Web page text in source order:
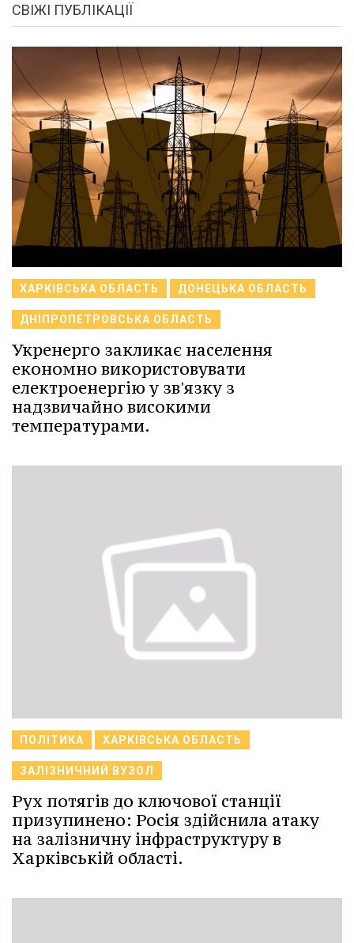
СВІЖІ ПУБЛІКАЦІЇ
ХАРКІВСЬКА ОБЛАСТЬ ДОНЕЦЬКА ОБЛАСТЬ
ДНІПРОПЕТРОВСЬКА ОБЛАСТЬ
Укренерго закликає населення
економно використовувати
електроенергію у зв'язку з
надзвичайно високими
температурами.
ПОЛІТИКА ХАРКІВСЬКА ОБЛАСТЬ
ЗАЛІЗНИЧНИЙ ВУЗОЛ
Рух потягів до ключової станції
призупинено: Росія здійснила атаку
на залізничну інфраструктуру в
Харківській області.